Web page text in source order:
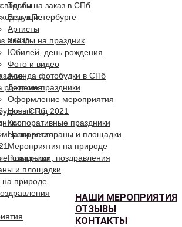
Торты на заказ в СПб
Ведущие
Артисты
Звезды на праздник
Юбилей, день рождения
Фото и видео
Аренда фотобудки в СПб
Детские праздники
Оформление мероприятия
Новый год 2021
Корпоративные праздники
Наши рестораны и площадки
Мероприятия на природе
Розыгрыши, поздравления
НАШИ МЕРОПРИЯТИЯ
ОТЗЫВЫ
КОНТАКТЫ
в Петербурге
в СПб
рождения
в СПб
праздники
и площадки
природе